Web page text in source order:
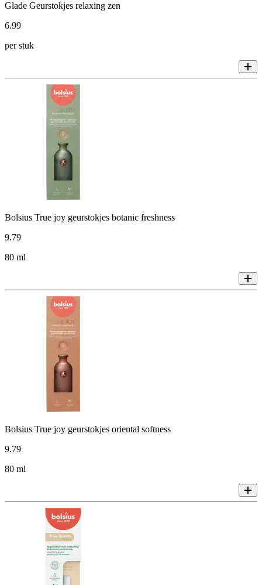
Glade Geurstokjes relaxing zen
6.99
per stuk
Bolsius True joy geurstokjes botanic freshness
9.79
80 ml
Bolsius True joy geurstokjes oriental softness
9.79
80 ml